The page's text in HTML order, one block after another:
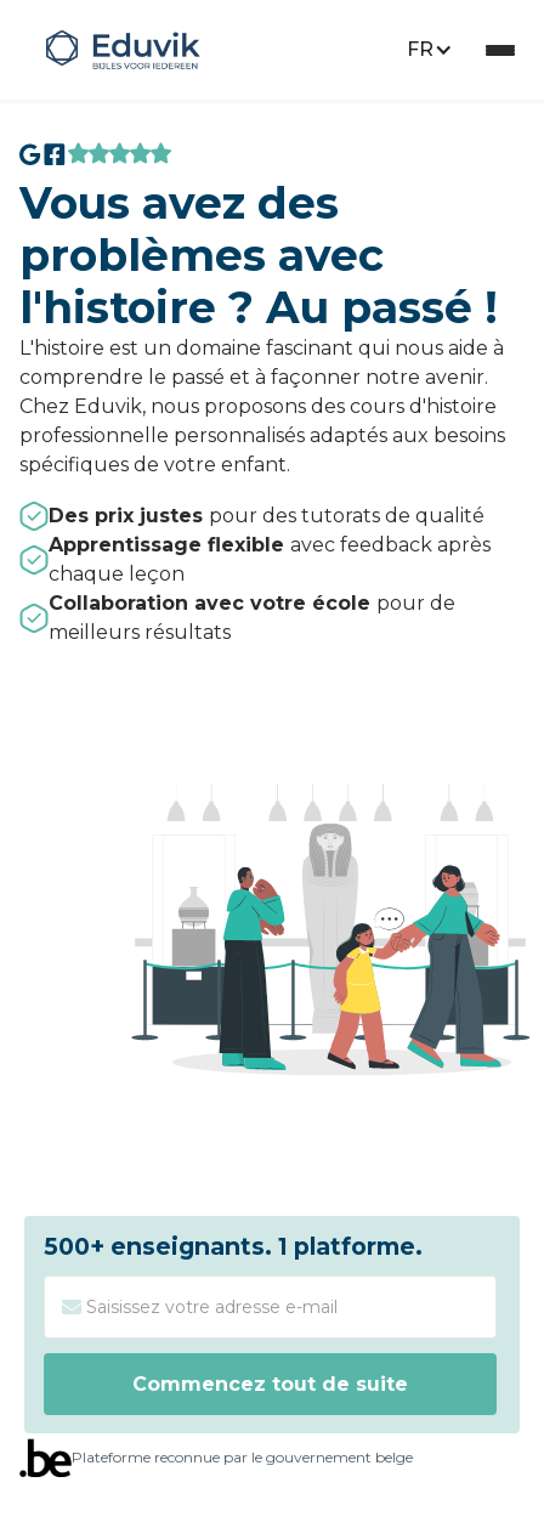
FR
Vous avez des
problèmes avec
l'histoire ? Au passé !
L'histoire est un domaine fascinant qui nous aide à
comprendre le passé et à façonner notre avenir.
Chez Eduvik, nous proposons des cours d'histoire
professionnelle personnalisés adaptés aux besoins
spécifiques de votre enfant.
Des prix justes pour des tutorats de qualité
Apprentissage flexible avec feedback après
chaque leçon
Collaboration avec votre école pour de
meilleurs résultats
Plateforme reconnue par le gouvernement belge
500+ enseignants. 1 platforme.